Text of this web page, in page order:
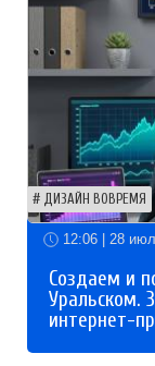
ДИЗАЙН ВОВРЕМЯ
12:06 | 28
Создаем и
Уральском.
интернет-